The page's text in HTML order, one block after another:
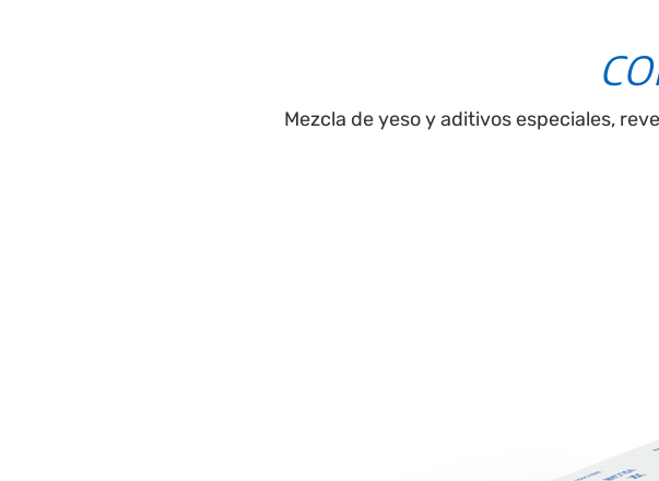
Mezcla de yeso y aditivos especiales,